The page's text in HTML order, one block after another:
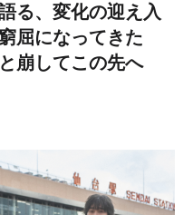
る、変化の迎え入
屈になってきた
崩してこの先へ